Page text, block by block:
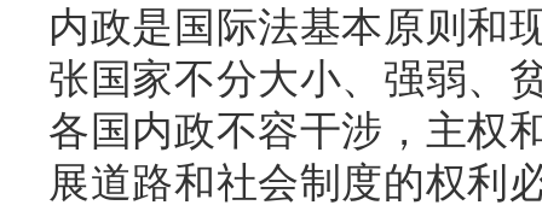
内政是国际法基本原则和
张国家不分大小、强弱、
各国内政不容干涉，主权
展道路和社会制度的权利